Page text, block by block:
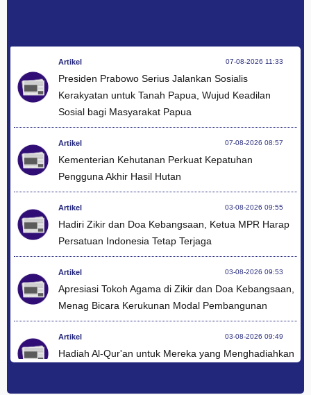
Artikel 07-08-2026 11:33
Presiden Prabowo Serius Jalankan Sosialis
Kerakyatan untuk Tanah Papua, Wujud Keadilan
Sosial bagi Masyarakat Papua
Artikel 07-08-2026 08:57
Kementerian Kehutanan Perkuat Kepatuhan
Pengguna Akhir Hasil Hutan
Artikel 03-08-2026 09:55
Hadiri Zikir dan Doa Kebangsaan, Ketua MPR Harap
Persatuan Indonesia Tetap Terjaga
Artikel 03-08-2026 09:53
Apresiasi Tokoh Agama di Zikir dan Doa Kebangsaan,
Menag Bicara Kerukunan Modal Pembangunan
Artikel 03-08-2026 09:49
Hadiah Al-Qur'an untuk Mereka yang Menghadiahkan